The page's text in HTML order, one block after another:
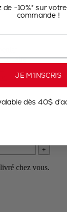
+
chez vous.
de -10%* sur
commande !
JE M’INSCRIS
dès 40$